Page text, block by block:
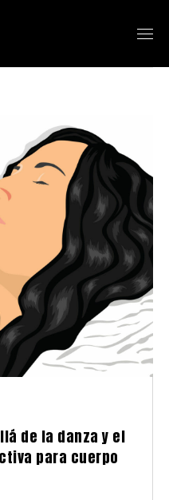
de la danza y el
para cuerpo